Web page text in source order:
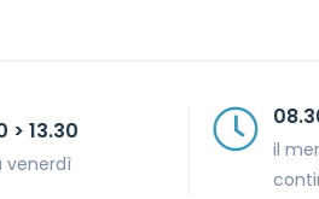
08.30 > 16.00
il mercoledì orario